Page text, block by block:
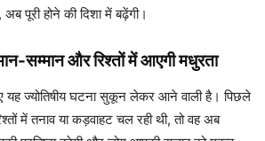
पूरी होने की दिशा में बढ़ेंगी।
सम्मान और रिश्तों में आएगी मधुरता
यह ज्योतिषीय घटना सुकून लेकर आने वाली है। पिछले
में तनाव या कड़वाहट चल रही थी, तो वह अब